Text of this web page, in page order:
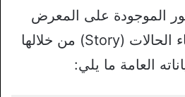
الموجودة على المعرض
الخاص بالهاتف وإنشاء الحالات (Story) من خلالها
العامة ما يلي: